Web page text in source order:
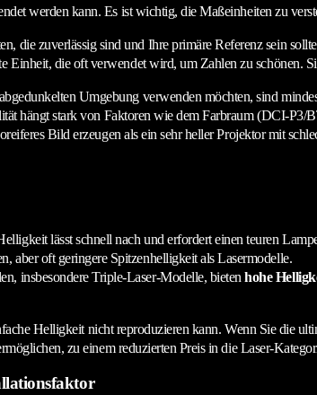
werden kann. Es ist wichtig, die Maßeinheiten zu
die zuverlässig sind und Ihre primäre Referenz sein
Einheit, die oft verwendet wird, um Zahlen zu schönen.
Umgebung verwenden möchten, sind
hängt stark von Faktoren wie dem Farbraum (DCI-
Bild erzeugen als ein sehr heller Projektor mit
lässt schnell nach und erfordert einen teuren
aber oft geringere Spitzenhelligkeit als Lasermodelle.
insbesondere Triple-Laser-Modelle, bietenhohe
Helligkeit nicht reproduzieren kann. Wenn Sie die
zu einem reduzierten Preis in die Laser-